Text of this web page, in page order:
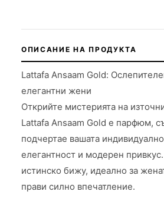
ОПИСАНИЕ НА ПРОДУКТА
Lattafa Ansaam Gold:
елегантни жени
Открийте мистерията на
Lattafa Ansaam Gold е парфюм,
подчертае вашата
елегантност и модерен
истинско бижу, идеално за
прави силно впечатление.